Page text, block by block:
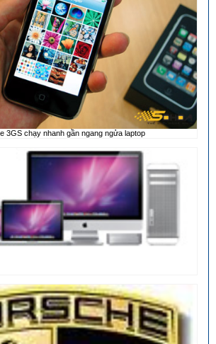
3GS chạy nhanh gần ngang ngửa laptop